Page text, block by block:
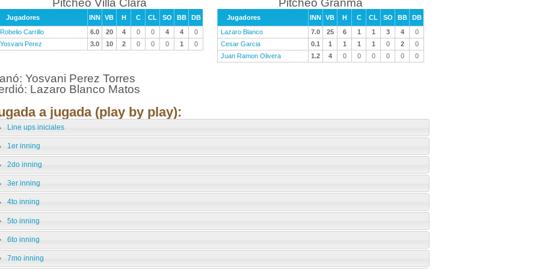
Pitcheo Villa Clara
Jugadores INN VB H C CL SO BB
DB
Robelio Carrillo
6.0 20 4 0 0 4 4
0
Yosvani Perez
3.0 10 2 0 0 0 1 0
Pitcheo Granma
Jugadores INN VB H C CL SO BB
DB
Lazaro Blanco
7.0 25 6 1 1 3 4
0
Cesar Garcia
0.1 1 1 1 1 0 2
0
Juan Ramon Olivera
1.2 4 0 0 0 0 0 0
Yosvani Perez Torres
Lazaro Blanco Matos
a jugada (play by play):
Line ups iniciales
1er inning
2do inning
3er inning
4to inning
5to inning
6to inning
7mo inning